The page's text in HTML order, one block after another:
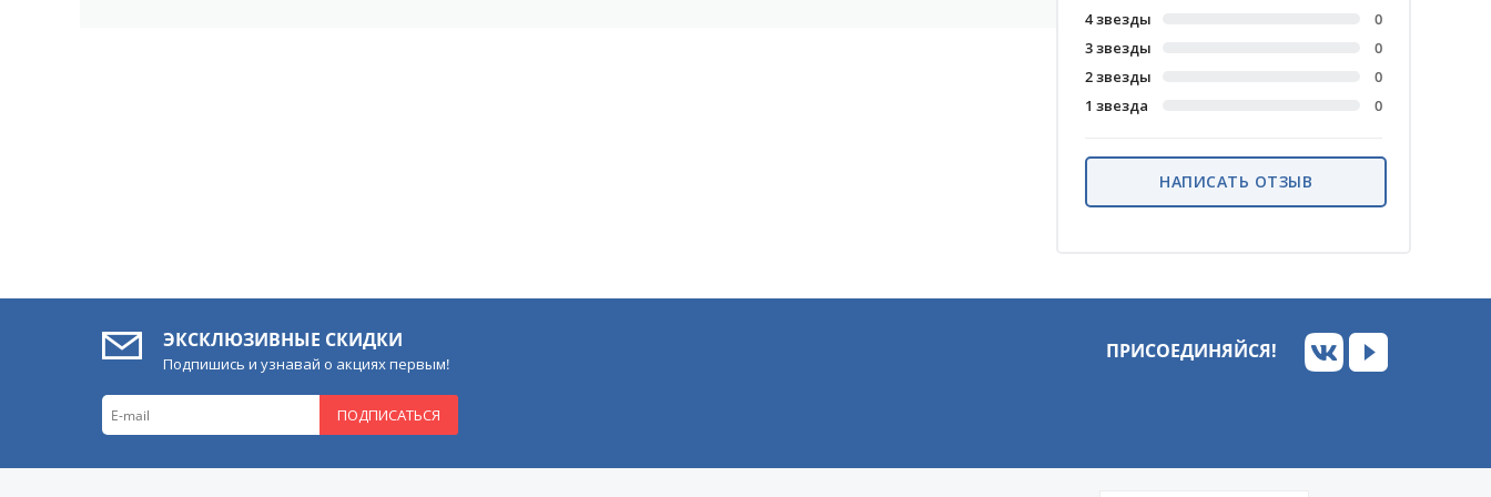
4 звезды
0
3 звезды
0
2 звезды
0
1 звезда
0
НАПИСАТЬ ОТЗЫВ
ЭКСКЛЮЗИВНЫЕ СКИДКИ
Подпишись и узнавай о акциях первым!
ПОДПИСАТЬСЯ
ПРИСОЕДИНЯЙСЯ!